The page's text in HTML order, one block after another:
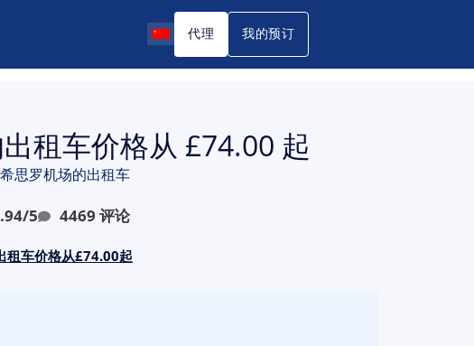
代理 我的预订
租车价格从 £74.00 起
思罗机场的出租车
/5 4469 评论
租车价格从£74.00起